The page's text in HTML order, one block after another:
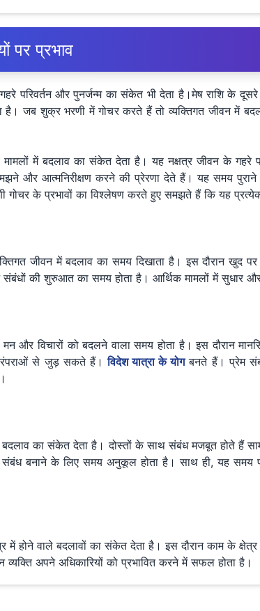
पर प्रभाव
परिवर्तन और पुनर्जन्म का संकेत भी देता है।मेष राशि के
जब शुक्र भरणी में गोचर करते हैं तो व्यक्तिगत जीवन में
मामलों में बदलाव का संकेत देता है। यह नक्षत्र जीवन के
और आत्मनिरीक्षण करने की प्रेरणा देते हैं। यह समय पुराने
के प्रभावों का विश्लेषण करते हुए समझते हैं कि यह
जीवन में बदलाव का समय दिखाता है। इस दौरान खुद
की शुरुआत का समय होता है। आर्थिक मामलों में सुधार
और विचारों को बदलने वाला समय होता है। इस दौरान
परंपराओं से जुड़ सकते हैं।विदेश यात्रा के योगबनते हैं। प्रेम
का संकेत देता है। दोस्तों के साथ संबंध मजबूत होते हैं
संबंध बनाने के लिए समय अनुकूल होता है। साथ ही, यह समय
में होने वाले बदलावों का संकेत देता है। इस दौरान काम के
व्यक्ति अपने अधिकारियों को प्रभावित करने में सफल होता है।